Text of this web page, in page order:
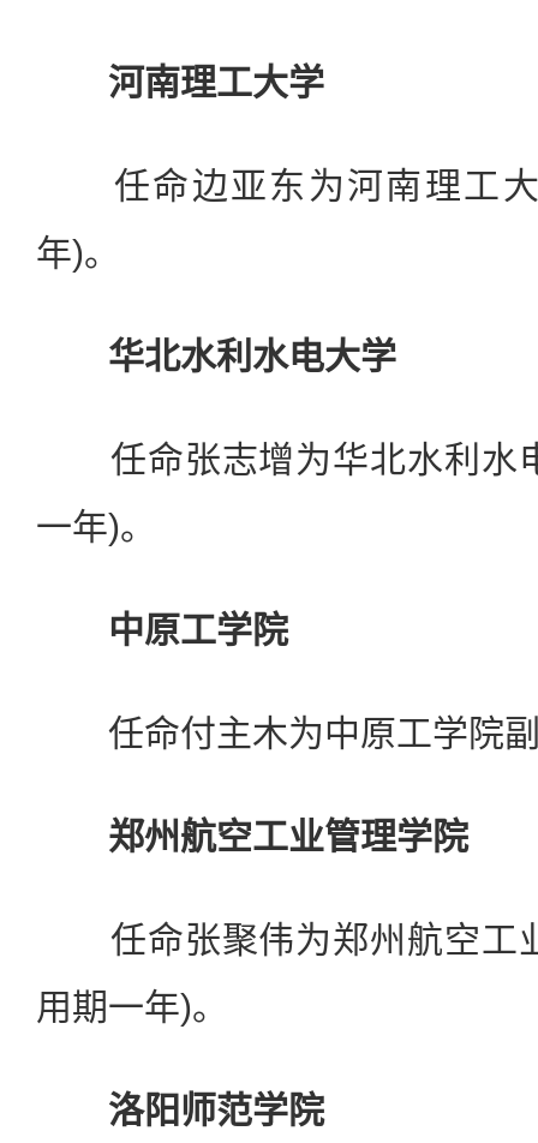
河南理工大学
任命边亚东为河南理工大
年)。
华北水利水电大学
任命张志增为华北水利水
一年)。
中原工学院
任命付主木为中原工学院副
郑州航空工业管理学院
任命张聚伟为郑州航空工
用期一年)。
洛阳师范学院